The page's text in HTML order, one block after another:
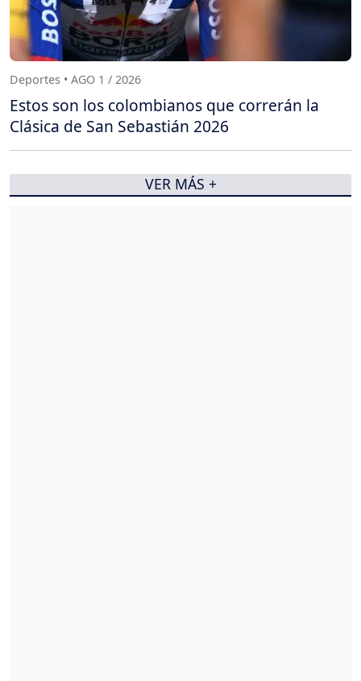
Deportes • AGO 1 / 2026
Estos son los colombianos que correrán la
Clásica de San Sebastián 2026
VER MÁS +